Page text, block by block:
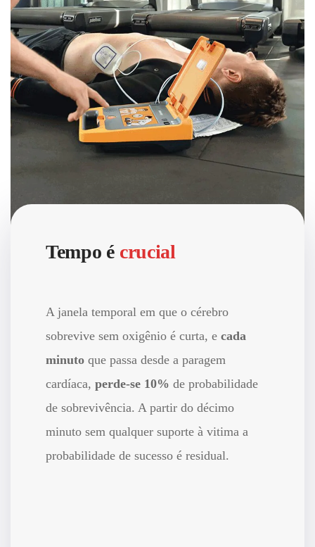
Tempo é crucial
A janela temporal em que o cérebro
sobrevive sem oxigênio é curta, e cada
minuto que passa desde a paragem
cardíaca, perde-se 10% de probabilidade
de sobrevivência. A partir do décimo
minuto sem qualquer suporte à vitima a
probabilidade de sucesso é residual.